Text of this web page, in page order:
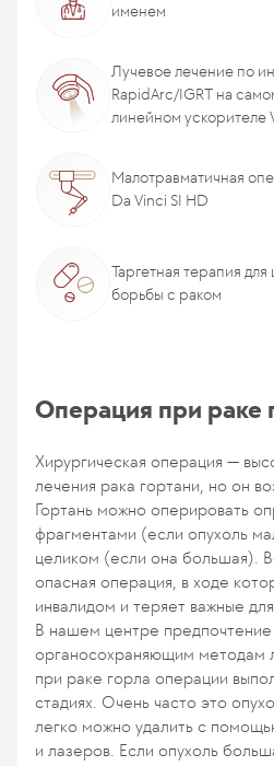
именем
Лучевое лечение по
RapidArc/IGRT на
линейном ускорителе
Малотравматичная
Da Vinci SI HD
Таргетная терапия
борьбы с раком
Операция при раке
Хирургическая операция —
лечения рака гортани, но он
Гортань можно оперировать
фрагментами (если опухоль
целиком (если она большая).
опасная операция, в ходе
инвалидом и теряет важные
В нашем центре предпочтение
органосохраняющим методам
при раке горла операции
стадиях. Очень часто это
легко можно удалить с
и лазеров. Если опухоль